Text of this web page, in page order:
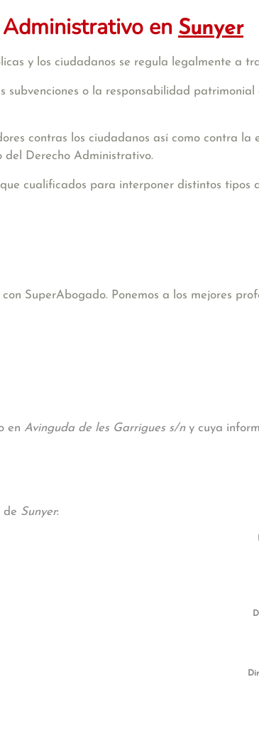
en Sunyer
y los ciudadanos se regula legalmente a
subvenciones o la responsabilidad
contras los ciudadanos así como contra la
del Derecho Administrativo.
cualificados para interponer distintos tipos
SuperAbogado. Ponemos a los mejores
en Avinguda de les Garrigues s/ny cuya
de Sunyer: